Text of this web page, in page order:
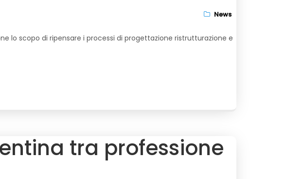
News
lo scopo di ripensare i processi di progettazione ristrutturazione e
tra professione